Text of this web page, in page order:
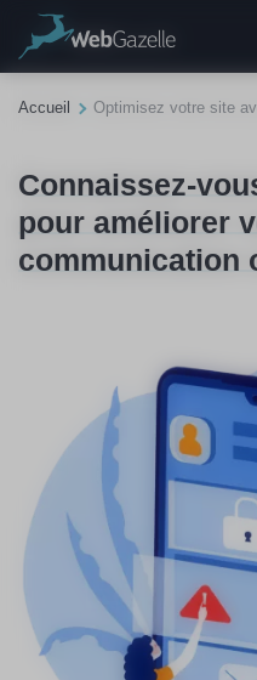
Accueil Optimisez votre site
Connaissez-
pour améliorer
communication
Panneau de gestion des